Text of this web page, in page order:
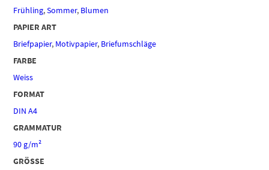
Frühling,Sommer, Blumen
PAPIER ART
Briefpapier, Motivpapier, Briefumschläge
FARBE
Weiss
FORMAT
DIN A4
GRAMMATUR
90 g/m²
GRÖSSE